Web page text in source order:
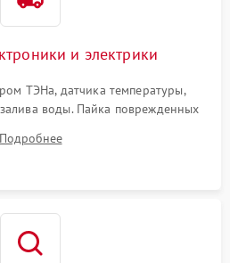
и электрики
ТЭНа, датчика температуры,
воды. Пайка поврежденных
проводки и контактов.
Подробнее